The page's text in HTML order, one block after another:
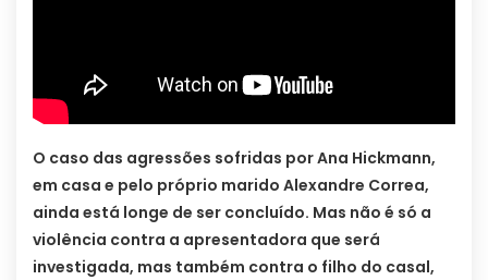
O caso das agressões sofridas por Ana Hickmann,
em casa e pelo próprio marido Alexandre Correa,
ainda está longe de ser concluído. Mas não é só a
violência contra a apresentadora que será
investigada, mas também contra o filho do casal,